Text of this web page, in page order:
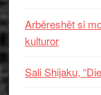
Arbëreshët si
kulturor
Sali Shijaku,